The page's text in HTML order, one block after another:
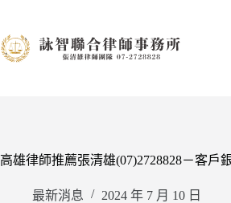
主
高雄律師推薦張清雄(07)2728828－客戶
最新消息 2024 年 7 月 10 日